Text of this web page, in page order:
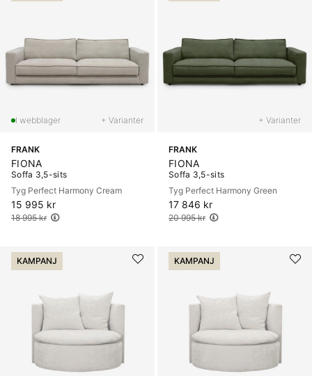
+ Varianter
FRANK
FIONA
Soffa 3,5-sits
Tyg Perfect Harmony Cream
15 995 kr
Ordinarie pris:
18 995 kr
+ Varianter
FRANK
FIONA
Soffa 3,5-sits
Tyg Perfect Harmony Green
17 846 kr
Ordinarie pris:
20 995 kr
KAMPANJ KAMPANJ